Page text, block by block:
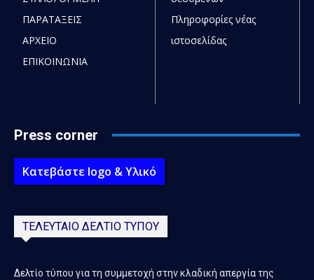
ΠΑΡΑΤΑΞΕΙΣ
ΑΡΧΕΙΟ
ΕΠΙΚΟΙΝΩΝΙΑ
Πληροφορίες νέας
ιστοσελίδας
Press corner
Κατεβάστε logo & Υλικό
ΤΕΛΕΥΤΑΙΟ ΔΕΛΤΙΟ ΤΥΠΟΥ
Δελτίο τύπου για τη συμμετοχή στην κλαδική απεργία της